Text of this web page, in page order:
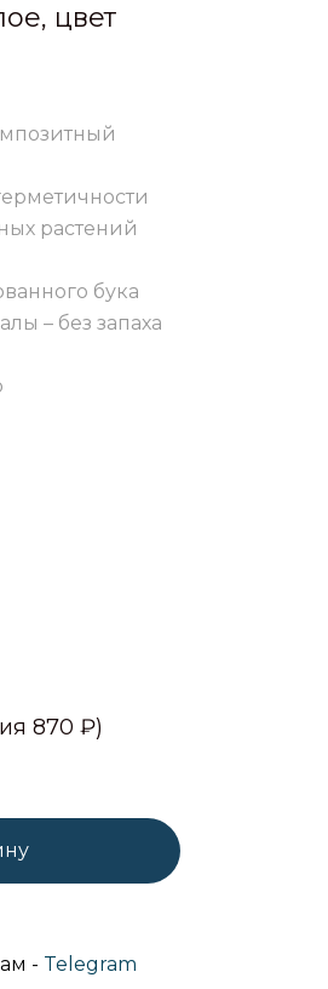
цвет
растений
бука
– без запаха
870 ₽)
- Telegram